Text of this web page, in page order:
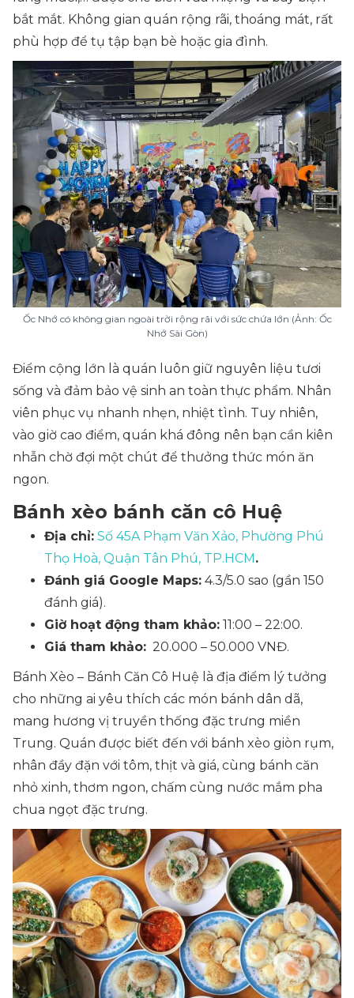
bắt mắt. Không gian quán rộng rãi, thoáng mát, rất
phù hợp để tụ tập bạn bè hoặc gia đình.
Ốc Nhớ có không gian ngoài trời rộng rãi với sức chứa lớn (Ảnh: Ốc
Nhớ Sài Gòn)
Điểm cộng lớn là quán luôn giữ nguyên liệu tươi
sống và đảm bảo vệ sinh an toàn thực phẩm. Nhân
viên phục vụ nhanh nhẹn, nhiệt tình. Tuy nhiên,
vào giờ cao điểm, quán khá đông nên bạn cần kiên
nhẫn chờ đợi một chút để thưởng thức món ăn
ngon.
Bánh xèo bánh căn cô Huệ
Địa chỉ: Số 45A Phạm Văn Xảo, Phường Phú
Thọ Hoà, Quận Tân Phú, TP.HCM.
Đánh giá Google Maps: 4.3/5.0 sao (gần 150
đánh giá).
Giờ hoạt động tham khảo: 11:00 – 22:00.
Giá tham khảo: 20.000 – 50.000 VNĐ.
Bánh Xèo – Bánh Căn Cô Huệ là địa điểm lý tưởng
cho những ai yêu thích các món bánh dân dã,
mang hương vị truyền thống đặc trưng miền
Trung. Quán được biết đến với bánh xèo giòn rụm,
nhân đầy đặn với tôm, thịt và giá, cùng bánh căn
nhỏ xinh, thơm ngon, chấm cùng nước mắm pha
chua ngọt đặc trưng.